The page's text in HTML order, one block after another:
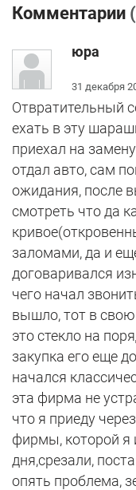
Комментарии
юра
31 декабря
Отвратительный
ехать в эту
приехал на
отдал авто, сам
ожидания, после
смотреть что да
заломами, да и
договаривался
чего начал
вышло, тот в свою
это стекло на
закупка его еще
начался
эта фирма не
что я приеду
фирмы, которой я
дня,срезали,
опять проблема,